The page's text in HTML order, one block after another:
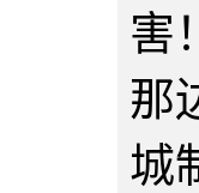
害
那
城